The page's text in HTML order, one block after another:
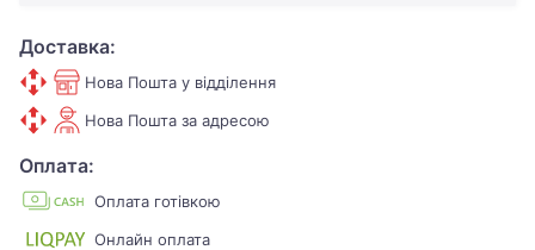
Доставка:
Нова Пошта у відділення
Нова Пошта за адресою
Оплата:
Оплата готівкою
Онлайн оплата